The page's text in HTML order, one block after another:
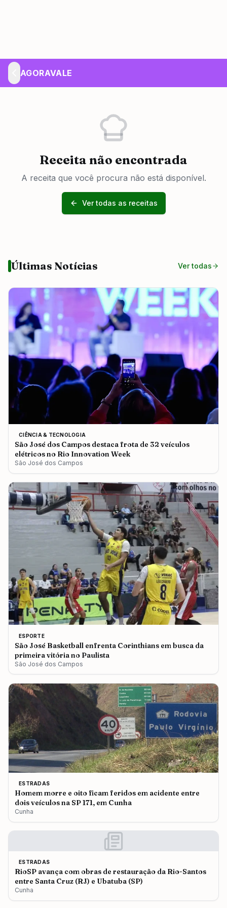
AGORAVALE
Receita não encontrada
A receita que você procura não está disponível.
Ver todas as receitas
Últimas Notícias Ver todas
CIÊNCIA & TECNOLOGIA
São José dos Campos destaca frota de 32 veículos
elétricos no Rio Innovation Week
São José dos Campos
ESPORTE
São José Basketball enfrenta Corinthians em busca da
primeira vitória no Paulista
São José dos Campos
ESTRADAS
Homem morre e oito ficam feridos em acidente entre
dois veículos na SP 171, em Cunha
Cunha
ESTRADAS
RioSP avança com obras de restauração da Rio-Santos
entre Santa Cruz (RJ) e Ubatuba (SP)
Cunha